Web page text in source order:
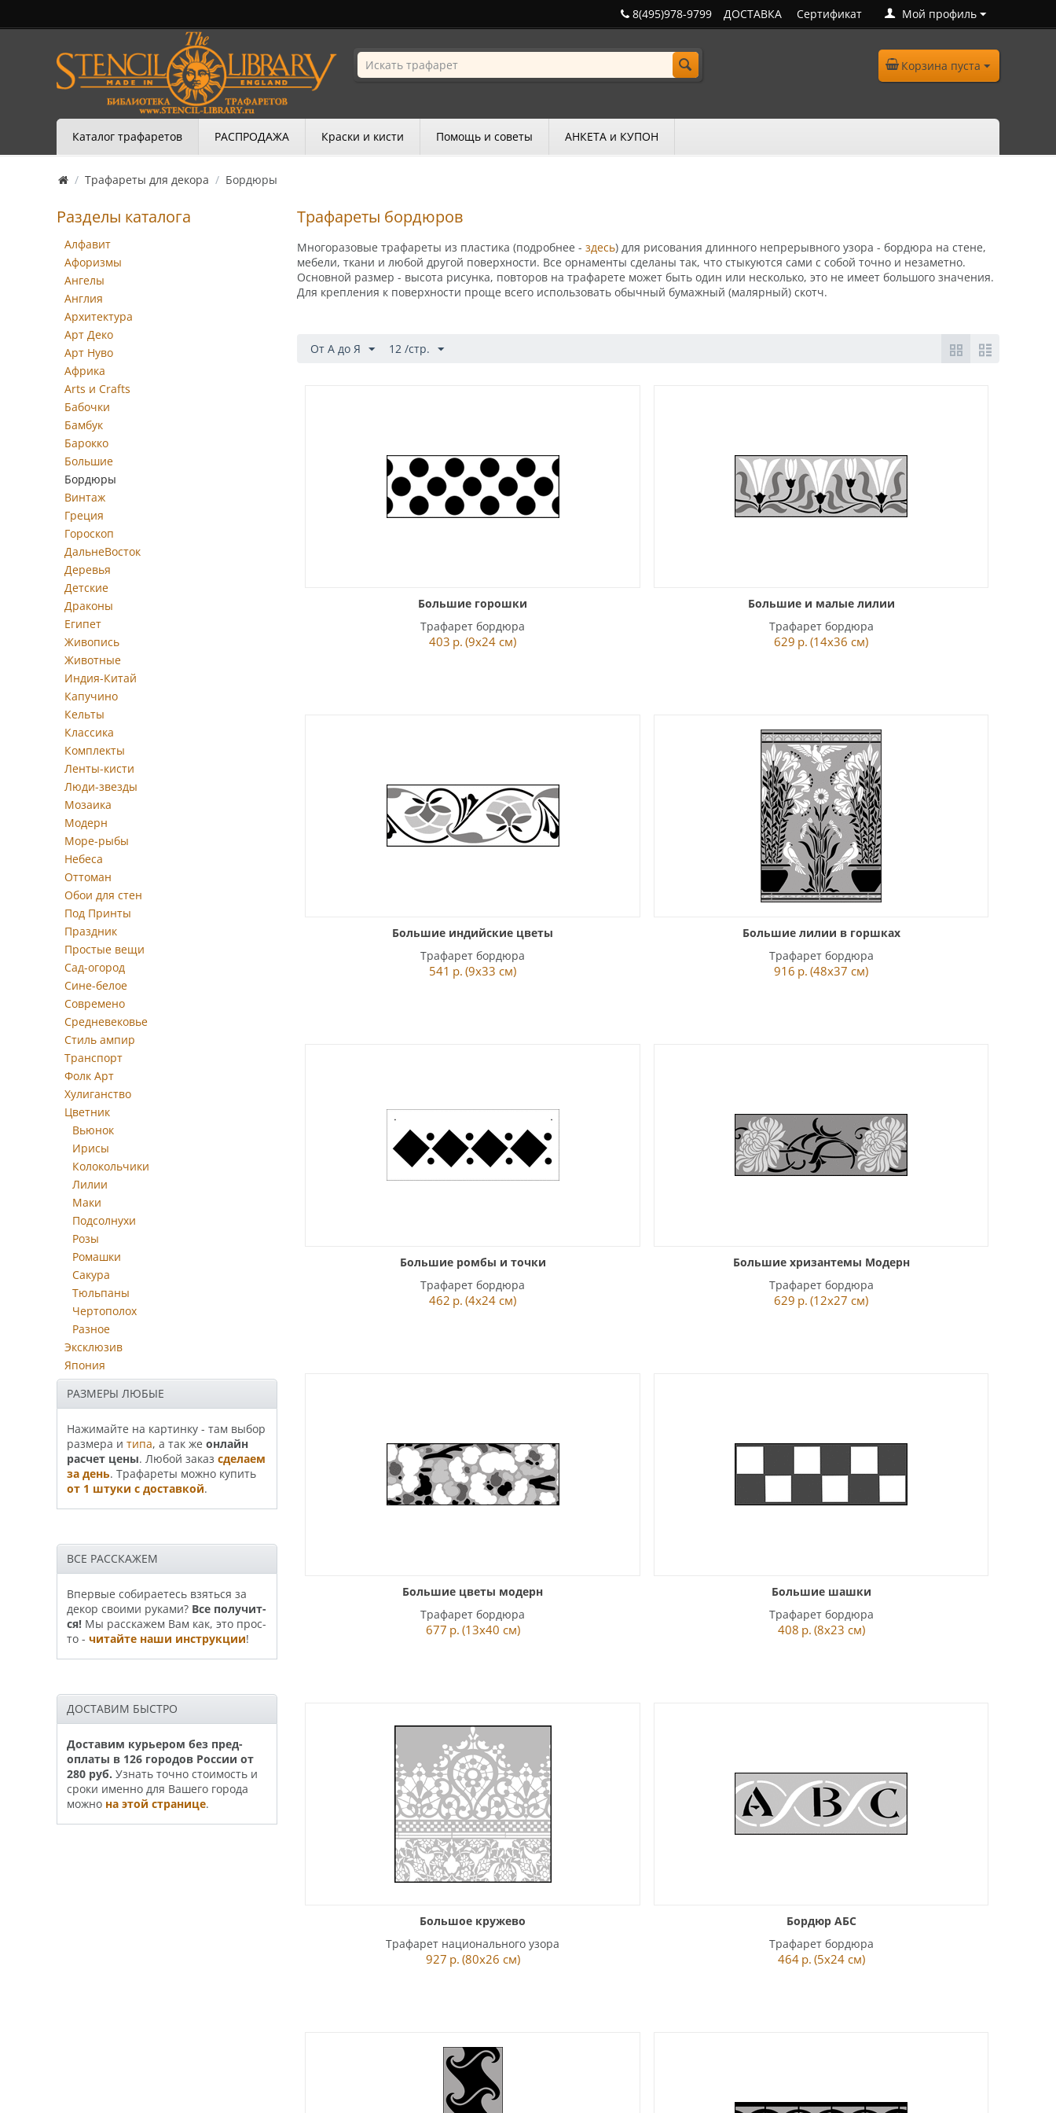
Мой профиль
ДОСТАВКА Сертификат
8(495)978-9799
Корзина пуста
Каталог трафаретов РАСПРОДАЖА Краски и кисти Помощь и советы АНКЕТА и КУПОН
/ Трафареты для декора / Бордюры
Разделы каталога
Алфавит
Афоризмы
Ангелы
Англия
Архитектура
Арт Деко
Арт Нуво
Африка
Arts и Crafts
Бабочки
Бамбук
Барокко
Большие
Бордюры
Винтаж
Греция
Гороскоп
ДальнеВосток
Деревья
Детские
Драконы
Египет
Живопись
Животные
Индия-Китай
Капучино
Кельты
Классика
Комплекты
Ленты-кисти
Люди-звезды
Мозаика
Модерн
Море-рыбы
Небеса
Оттоман
Обои для стен
Под Принты
Праздник
Простые вещи
Сад-огород
Сине-белое
Современо
Средневековье
Стиль ампир
Транспорт
Фолк Арт
Хулиганство
Цветник
Вьюнок
Ирисы
Колокольчики
Лилии
Маки
Подсолнухи
Розы
Ромашки
Сакура
Тюльпаны
Чертополох
Разное
Эксклюзив
Япония
РАЗМЕРЫ ЛЮБЫЕ
На­жи­май­те на картинку - там выбор
размера и типа, а так же онлайн
рас­чет цены. Любой заказ сде­лаем
за день. Трафа­реты можно купить
от 1 штуки с доставкой.
ВСЕ РАССКАЖЕМ
Впервые собираетесь взяться за
декор своими руками? Все по­лу­чит­
ся! Мы расскажем Вам как, это прос­
то - читайте наши инструкции!
ДОСТАВИМ БЫСТРО
Доставим курьером без пред­
опла­ты в 126 горо­дов России от
280 руб. Узнать точно стои­­мость и
сроки именно для Вашего города
можно на этой странице.
Трафареты бордюров
Многоразовые трафареты из пластика(подробнее -здесь) для рисования длинного непрерывного узора - бордюра на стене,
мебели, ткани и любой другой поверхности. Все орнаменты сделаны так, что стыкуются сами с собой точно и незаметно.
Основной размер - высота рисунка, повторов на трафарете может быть один или несколько, это не имеет большого значения.
Для крепления к поверхности проще всего использовать обычный бумажный (малярный) скотч.
От А до Я 12 /стр.
Большие горошки
Трафарет бордюра
403 р. (9x24 см)
Большие и малые лилии
Трафарет бордюра
629 р. (14x36 см)
Большие индийские цветы
Трафарет бордюра
541 р. (9x33 см)
Большие лилии в горшках
Трафарет бордюра
916 р. (48x37 см)
Большие ромбы и точки
Трафарет бордюра
462 р. (4x24 см)
Большие хризантемы Модерн
Трафарет бордюра
629 р. (12x27 см)
Большие цветы модерн
Трафарет бордюра
677 р. (13x40 см)
Большие шашки
Трафарет бордюра
408 р. (8x23 см)
Большое кружево
Трафарет национального узора
927 р. (80x26 см)
Бордюр АБС
Трафарет бордюра
464 р. (5x24 см)